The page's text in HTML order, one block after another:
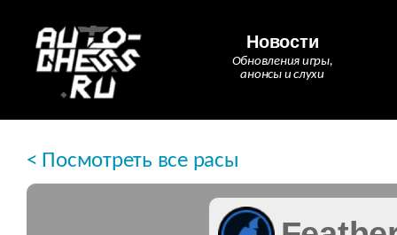
Новости
Обновления игры,
анонсы и слухи
< Посмотреть все расы